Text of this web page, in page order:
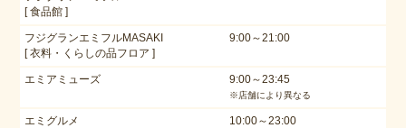
[ 食品館 ]
フジグランエミフルMASAKI
[ 衣料・くらしの品フロア ]
9:00～21:00
エミアミューズ 9:00～23:45
※店舗により異なる
エミグルメ 10:00～23:00